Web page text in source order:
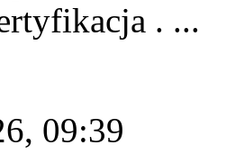
. ...
09:39